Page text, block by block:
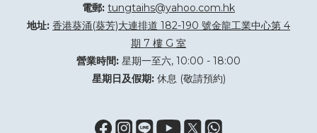
電郵: tungtaihs@yahoo.com.hk
地址: 香港葵涌(葵芳)大連排道 182-190 號金龍工業中心第 4
期 7 樓 G 室
營業時間: 星期一至六, 10:00 - 18:00
星期日及假期:休息 (敬請預約)